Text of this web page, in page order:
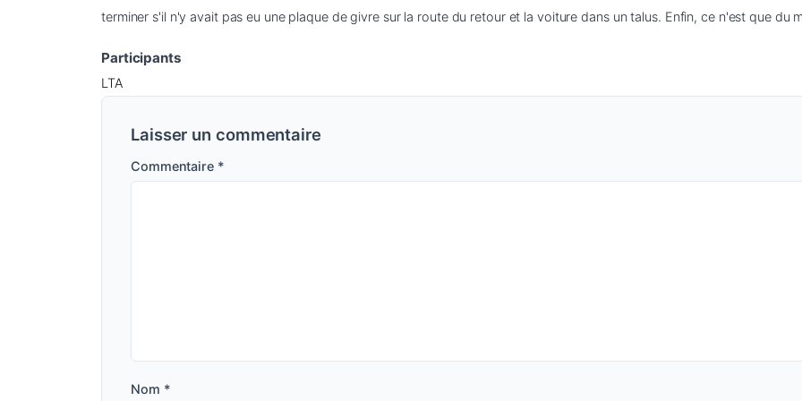
terminer s'il n'y avait pas eu une plaque de givre sur la route du retour et la voiture dans un talus. Enfin, ce n'est que du
Participants
LTA
Laisser un commentaire
Commentaire *
Nom *